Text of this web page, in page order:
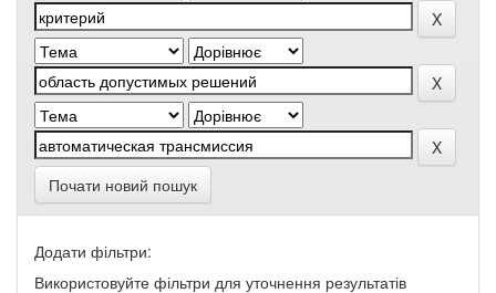
Почати новий пошук
Додати фільтри:
Використовуйте фільтри для уточнення результатів